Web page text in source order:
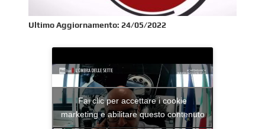
Ultimo Aggiornamento: 24/05/2022
Fai clic per accettare i cookie
marketing e abilitare questo contenuto